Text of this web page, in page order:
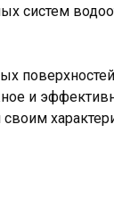
систем
и